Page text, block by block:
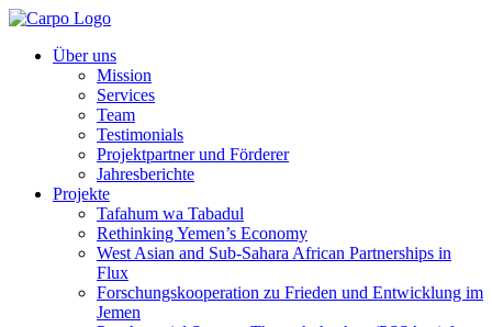
Über uns
Mission
Services
Team
Testimonials
Projektpartner und Förderer
Jahresberichte
Projekte
Tafahum wa Tabadul
Rethinking Yemen’s Economy
West Asian and Sub-Sahara African Partnerships in
Flux
Forschungskooperation zu Frieden und Entwicklung im
Jemen